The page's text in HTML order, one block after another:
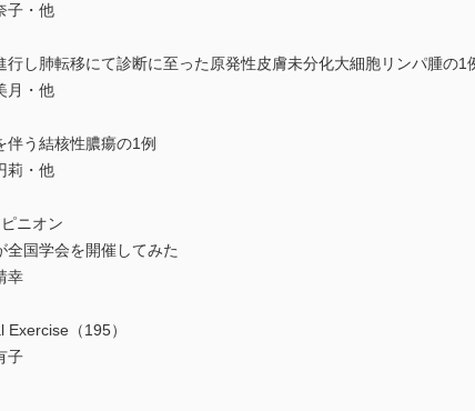
子・他
行し肺転移にて診断に至った原発性皮膚未分化大細胞リンパ腫の1
・他
伴う結核性膿瘍の1例
・他
ニオン
全国学会を開催してみた
幸
Exercise（195）
子